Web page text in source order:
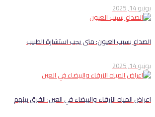
يونيو 14, 2025
الصداع بسبب العيون: متى يجب استشارة الطبيب
يونيو 14, 2025
اعراض المياه الزرقاء والبيضاء في العين: الفرق بينهم